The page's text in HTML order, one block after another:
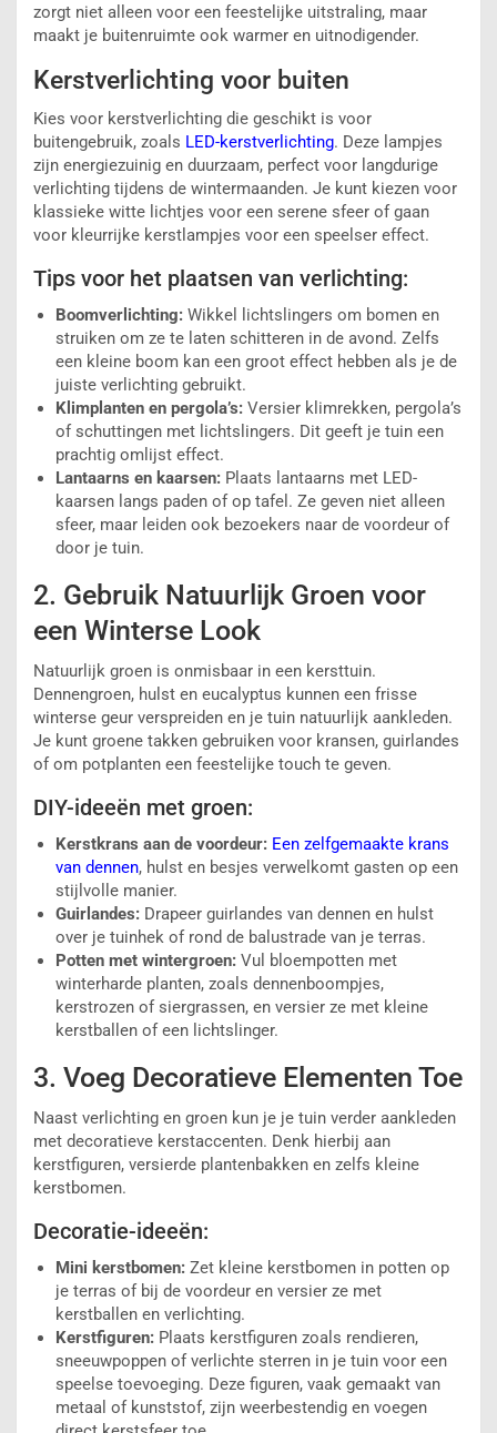
zorgt niet alleen voor een feestelijke uitstraling, maar
maakt je buitenruimte ook warmer en uitnodigender.
Kerstverlichting voor buiten
Kies voor kerstverlichting die geschikt is voor
buitengebruik, zoals LED-kerstverlichting. Deze lampjes
zijn energiezuinig en duurzaam, perfect voor langdurige
verlichting tijdens de wintermaanden. Je kunt kiezen voor
klassieke witte lichtjes voor een serene sfeer of gaan
voor kleurrijke kerstlampjes voor een speelser effect.
Tips voor het plaatsen van verlichting:
Boomverlichting: Wikkel lichtslingers om bomen en
struiken om ze te laten schitteren in de avond. Zelfs
een kleine boom kan een groot effect hebben als je de
juiste verlichting gebruikt.
Klimplanten en pergola’s: Versier klimrekken, pergola’s
of schuttingen met lichtslingers. Dit geeft je tuin een
prachtig omlijst effect.
Lantaarns en kaarsen: Plaats lantaarns met LED-
kaarsen langs paden of op tafel. Ze geven niet alleen
sfeer, maar leiden ook bezoekers naar de voordeur of
door je tuin.
2. Gebruik Natuurlijk Groen voor
een Winterse Look
Natuurlijk groen is onmisbaar in een kersttuin.
Dennengroen, hulst en eucalyptus kunnen een frisse
winterse geur verspreiden en je tuin natuurlijk aankleden.
Je kunt groene takken gebruiken voor kransen, guirlandes
of om potplanten een feestelijke touch te geven.
DIY-ideeën met groen:
Kerstkrans aan de voordeur: Een zelfgemaakte krans
van dennen, hulst en besjes verwelkomt gasten op een
stijlvolle manier.
Guirlandes: Drapeer guirlandes van dennen en hulst
over je tuinhek of rond de balustrade van je terras.
Potten met wintergroen: Vul bloempotten met
winterharde planten, zoals dennenboompjes,
kerstrozen of siergrassen, en versier ze met kleine
kerstballen of een lichtslinger.
3. Voeg Decoratieve Elementen Toe
Naast verlichting en groen kun je je tuin verder aankleden
met decoratieve kerstaccenten. Denk hierbij aan
kerstfiguren, versierde plantenbakken en zelfs kleine
kerstbomen.
Decoratie-ideeën:
Mini kerstbomen: Zet kleine kerstbomen in potten op
je terras of bij de voordeur en versier ze met
kerstballen en verlichting.
Kerstfiguren: Plaats kerstfiguren zoals rendieren,
sneeuwpoppen of verlichte sterren in je tuin voor een
speelse toevoeging. Deze figuren, vaak gemaakt van
metaal of kunststof, zijn weerbestendig en voegen